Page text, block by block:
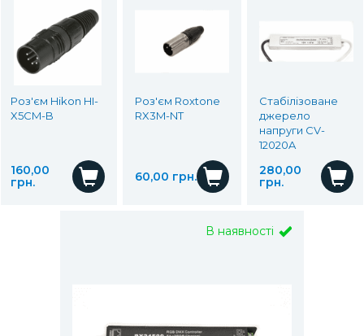
Роз'єм Hikon HI-
X5CM-B
160,00
грн.
Роз'єм Roxtone
RX3M-NT
60,00 грн.
Стабілізоване
джерело
напруги CV-
12020A
280,00
грн.
В наявності